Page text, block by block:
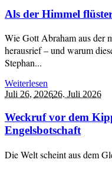
Als der Himmel
Wie Gott Abraham aus der
herausrief – und warum
Stephan...
Weiterlesen
Juli 26, 202626. Juli 2026
Weckruf vor dem
Engelsbotschaft
Die Welt scheint aus dem